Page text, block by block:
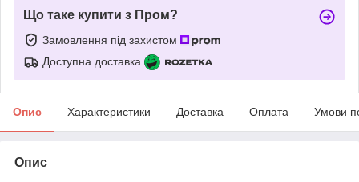
Що таке купити з Пром?
Замовлення під захистом
Доступна доставка
Опис Характеристики Доставка Оплата Умови
Опис